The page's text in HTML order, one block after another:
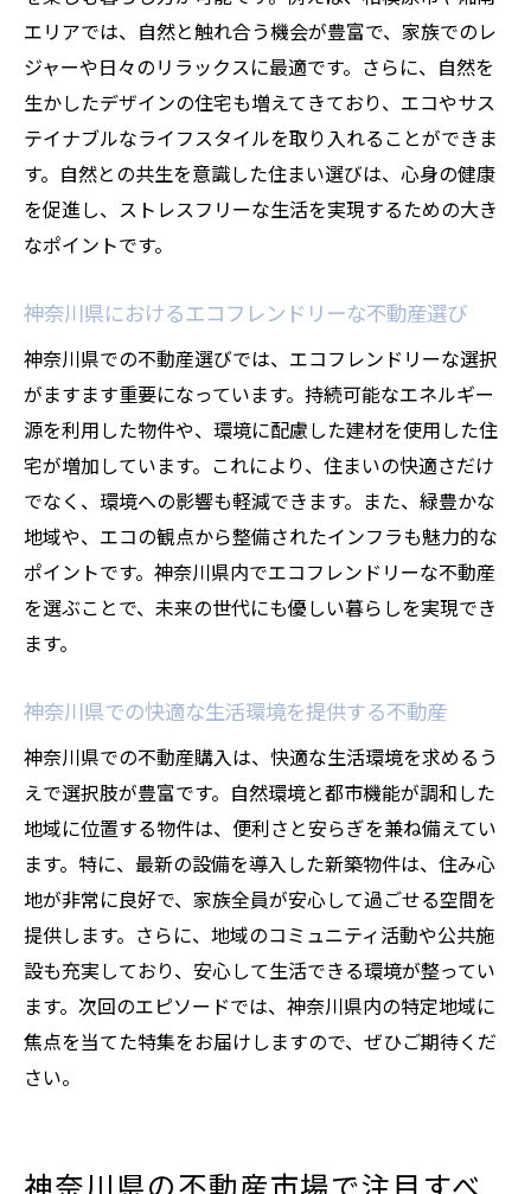
神奈川県での不動産購入の失敗を防ぐ方法
未来を見据えた神奈川県不動産市場の展望
エリアでは、自然と触れ合う機会が豊富で、家族でのレ
ジャーや日々のリラックスに最適です。さらに、自然を
生かしたデザインの住宅も増えてきており、エコやサス
テイナブルなライフスタイルを取り入れることができま
す。自然との共生を意識した住まい選びは、心身の健康
を促進し、ストレスフリーな生活を実現するための大き
なポイントです。
神奈川県におけるエコフレンドリーな不動産選び
神奈川県での不動産選びでは、エコフレンドリーな選択
がますます重要になっています。持続可能なエネルギー
源を利用した物件や、環境に配慮した建材を使用した住
宅が増加しています。これにより、住まいの快適さだけ
でなく、環境への影響も軽減できます。また、緑豊かな
地域や、エコの観点から整備されたインフラも魅力的な
ポイントです。神奈川県内でエコフレンドリーな不動産
を選ぶことで、未来の世代にも優しい暮らしを実現でき
ます。
神奈川県での快適な生活環境を提供する不動産
神奈川県での不動産購入は、快適な生活環境を求めるう
えで選択肢が豊富です。自然環境と都市機能が調和した
地域に位置する物件は、便利さと安らぎを兼ね備えてい
ます。特に、最新の設備を導入した新築物件は、住み心
地が非常に良好で、家族全員が安心して過ごせる空間を
提供します。さらに、地域のコミュニティ活動や公共施
設も充実しており、安心して生活できる環境が整ってい
ます。次回のエピソードでは、神奈川県内の特定地域に
焦点を当てた特集をお届けしますので、ぜひご期待くだ
さい。
神奈川県の不動産市場で注目すべ